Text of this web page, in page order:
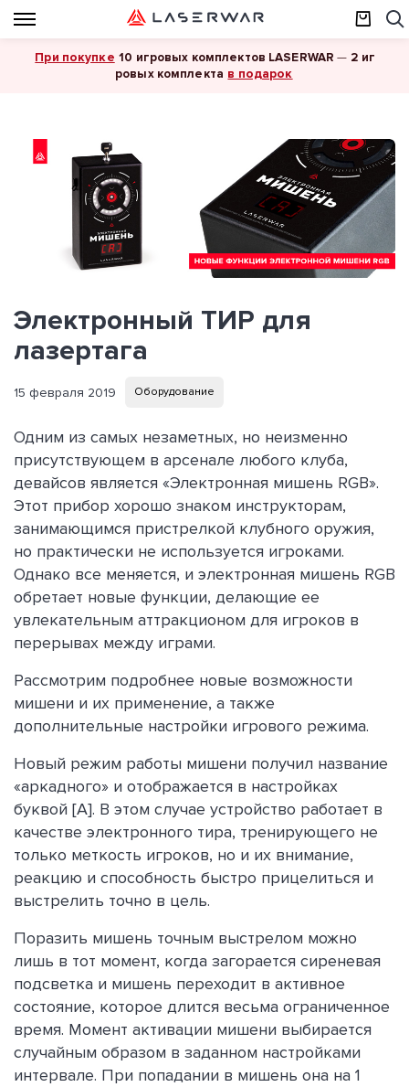
При покупке 10 игровых комплектов LASERWAR — 2 иг
ровых комплекта в подарок
Электронный ТИР для
лазертага
15 февраля 2019 Оборудование
Одним из самых незаметных, но неизменно
присутствующем в арсенале любого клуба,
девайсов является «Электронная мишень RGB».
Этот прибор хорошо знаком инструкторам,
занимающимся пристрелкой клубного оружия,
но практически не используется игроками.
Однако все меняется, и электронная мишень RGB
обретает новые функции, делающие ее
увлекательным аттракционом для игроков в
перерывах между играми.
Рассмотрим подробнее новые возможности
мишени и их применение, а также
дополнительные настройки игрового режима.
Новый режим работы мишени получил название
«аркадного» и отображается в настройках
буквой [А]. В этом случае устройство работает в
качестве электронного тира, тренирующего не
только меткость игроков, но и их внимание,
реакцию и способность быстро прицелиться и
выстрелить точно в цель.
Поразить мишень точным выстрелом можно
лишь в тот момент, когда загорается сиреневая
подсветка и мишень переходит в активное
состояние, которое длится весьма ограниченное
время. Момент активации мишени выбирается
случайным образом в заданном настройками
интервале. При попадании в мишень она на 1